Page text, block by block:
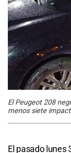
El Peugeot 208
menos siete
El pasado lunes